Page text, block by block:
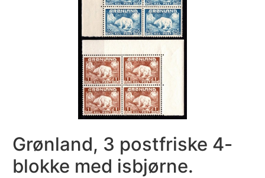
Grønland, 3 postfriske 4-
blokke med isbjørne.